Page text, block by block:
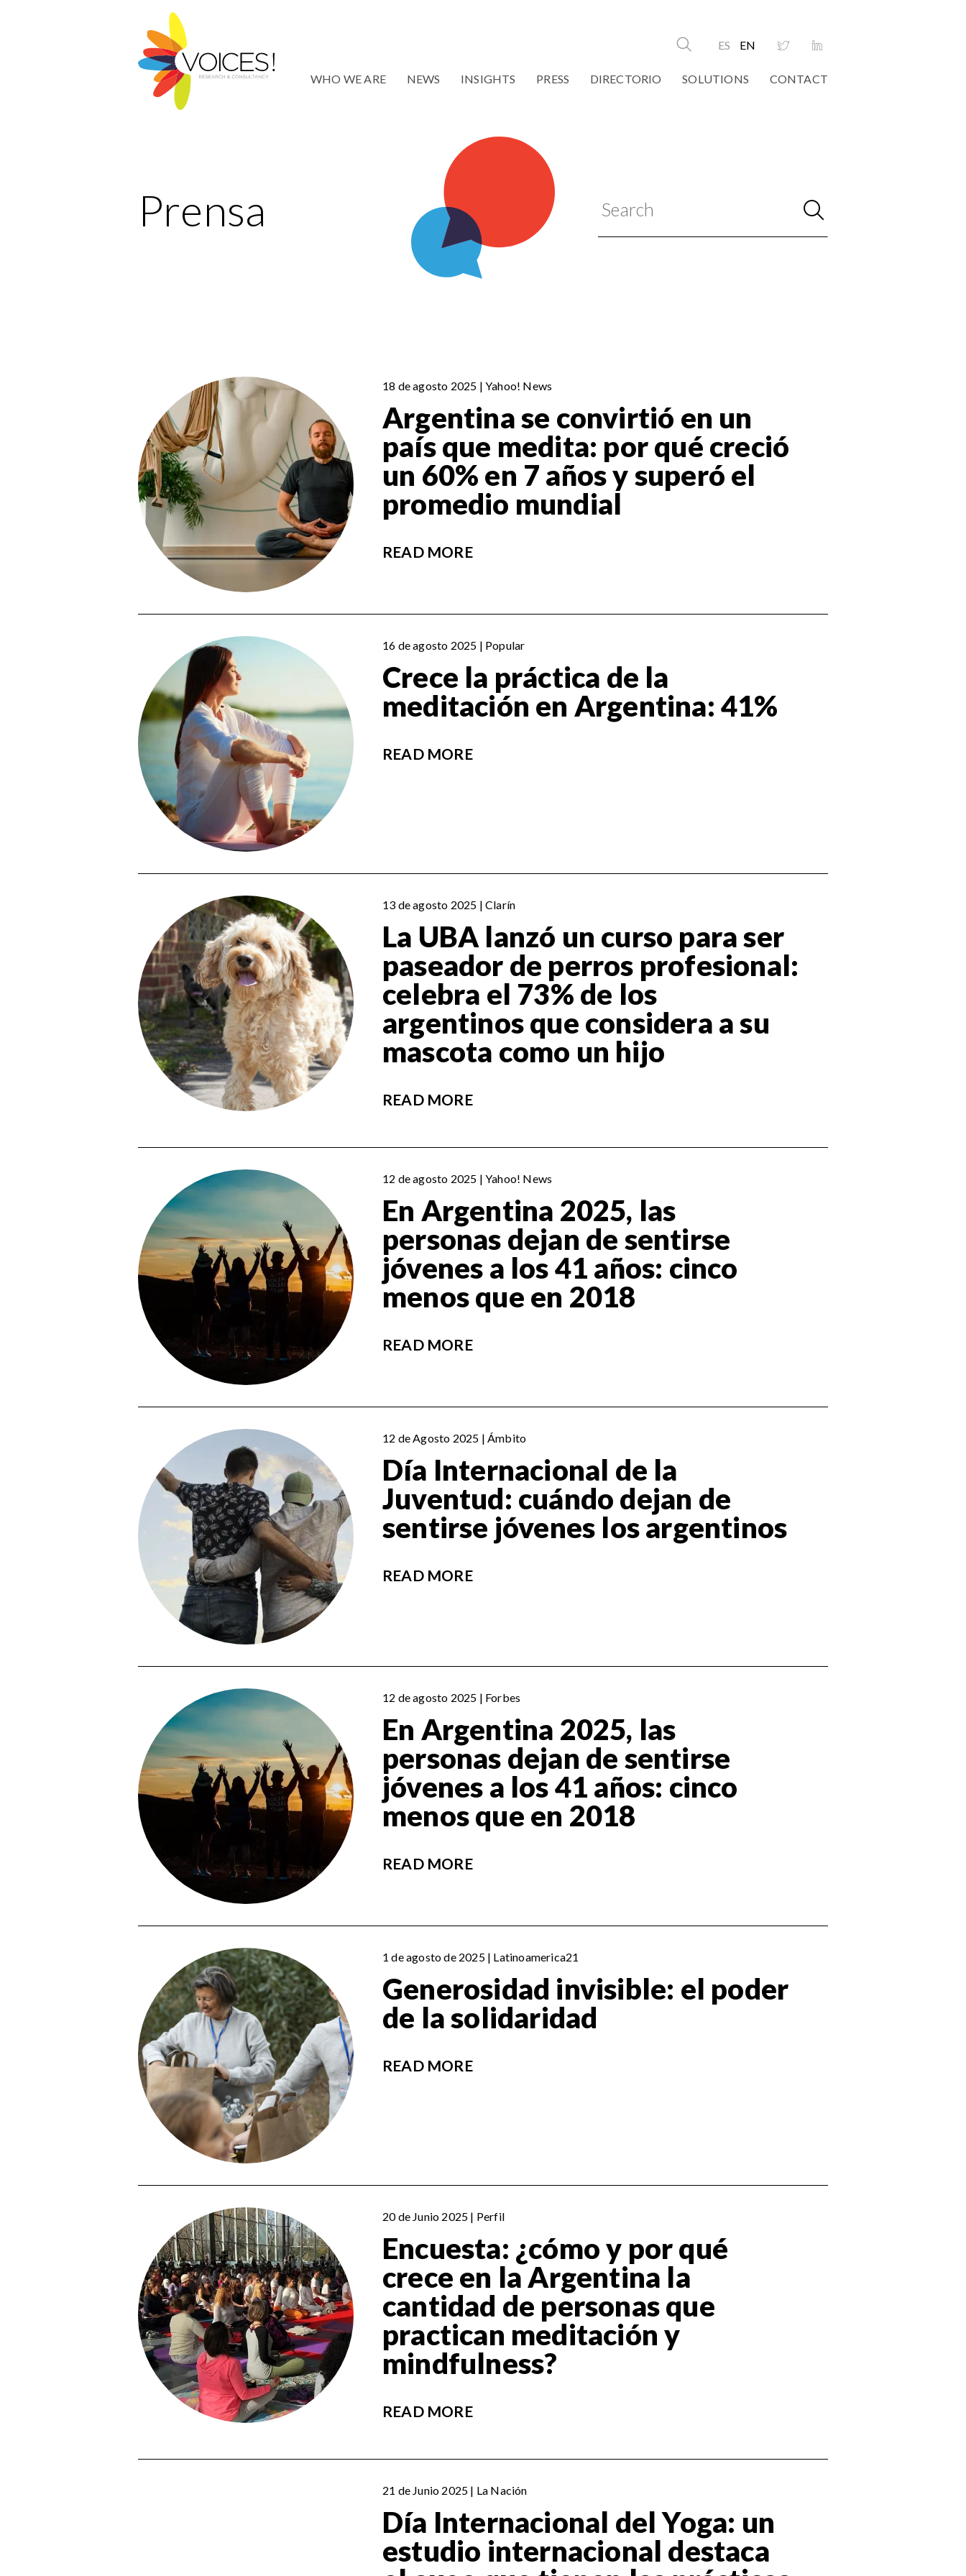
ES EN
WHO WE ARE NEWS INSIGHTS PRESS DIRECTORIO SOLUTIONS CONTACT
Prensa
18 de agosto 2025 | Yahoo! News
Argentina se convirtió en un
país que medita: por qué creció
un 60% en 7 años y superó el
promedio mundial
READ MORE
16 de agosto 2025 | Popular
Crece la práctica de la
meditación en Argentina: 41%
READ MORE
13 de agosto 2025 | Clarín
La UBA lanzó un curso para ser
paseador de perros profesional:
celebra el 73% de los
argentinos que considera a su
mascota como un hijo
READ MORE
12 de agosto 2025 | Yahoo! News
En Argentina 2025, las
personas dejan de sentirse
jóvenes a los 41 años: cinco
menos que en 2018
READ MORE
12 de Agosto 2025 | Ámbito
Día Internacional de la
Juventud: cuándo dejan de
sentirse jóvenes los argentinos
READ MORE
12 de agosto 2025 | Forbes
En Argentina 2025, las
personas dejan de sentirse
jóvenes a los 41 años: cinco
menos que en 2018
READ MORE
1 de agosto de 2025 | Latinoamerica21
Generosidad invisible: el poder
de la solidaridad
READ MORE
20 de Junio 2025 | Perfil
Encuesta: ¿cómo y por qué
crece en la Argentina la
cantidad de personas que
practican meditación y
mindfulness?
READ MORE
21 de Junio 2025 | La Nación
Día Internacional del Yoga: un
estudio internacional destaca